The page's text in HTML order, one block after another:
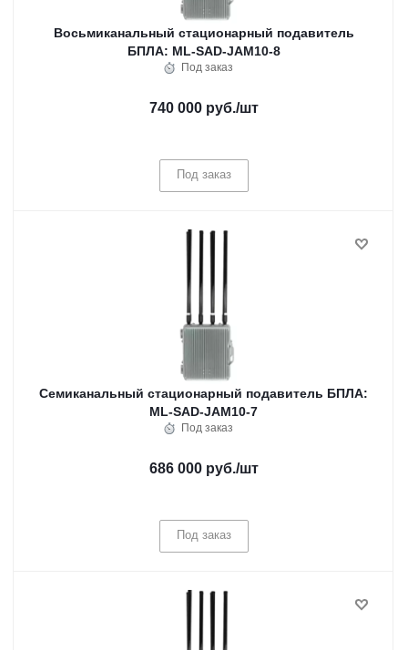
Восьмиканальный стационарный подавитель
БПЛА: ML-SAD-JAM10-8
Под заказ
740 000 руб./шт
Под заказ
Семиканальный стационарный подавитель БПЛА:
ML-SAD-JAM10-7
Под заказ
686 000 руб./шт
Под заказ